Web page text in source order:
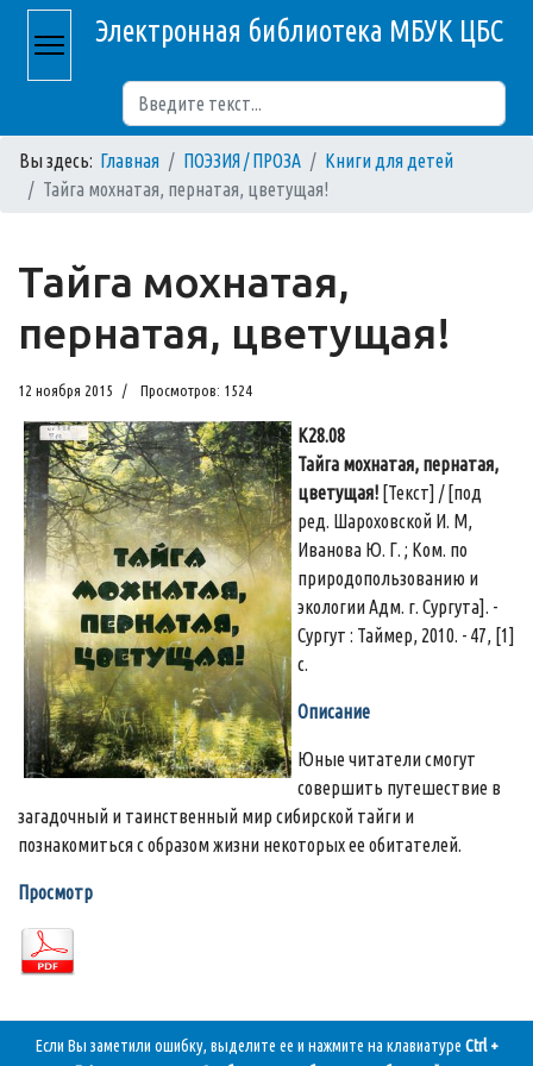
Электронная библиотека МБУК ЦБС
Вы здесь: Главная ПОЭЗИЯ / ПРОЗА
Книги для детей
Тайга мохнатая, пернатая, цветущая!
Тайга мохнатая,
пернатая, цветущая!
12 ноября 2015 Просмотров: 1524
К28.08
Тайга мохнатая, пернатая,
цветущая! [Текст] / [под
ред. Шароховской И. М,
Иванова Ю. Г. ; Ком. по
природопользованию и
экологии Адм. г. Сургута]. -
Сургут : Таймер, 2010. - 47, [1]
с.
Описание
Юные читатели смогут
совершить путешествие в
загадочный и таинственный мир сибирской тайги и
познакомиться с образом жизни некоторых ее обитателей.
Просмотр
Если Вы заметили ошибку, выделите ее и нажмите на клавиатуре Ctrl +